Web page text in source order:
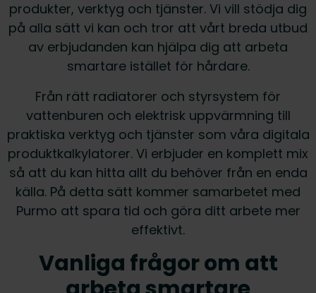
produkter, verktyg och tjänster. Vi vill stödja dig
på alla sätt vi kan och tror att vårt breda utbud
av erbjudanden kan hjälpa dig att arbeta
smartare istället för hårdare.
Från rätt radiatorer och styrsystem för
vattenburen och elektrisk uppvärmning till
praktiska verktyg och tjänster som våra digitala
produktkalkylatorer. Vi erbjuder en komplett mix
så att du kan hitta allt du behöver från en enda
källa. På detta sätt kommer samarbetet med
Purmo att spara tid och göra ditt arbete mer
effektivt.
Vanliga frågor om att